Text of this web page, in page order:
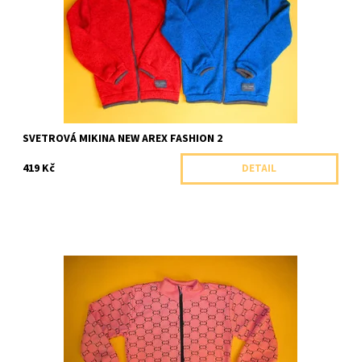
Dostupnost:
Skladem 1 ks
Arex, ČR
SVETROVÁ MIKINA NEW AREX FASHION 2
419 Kč
DETAIL
Celopropínací bavlněná mikina se stojáčkem zdobená
Skladem 1 ks
Arex, ČR